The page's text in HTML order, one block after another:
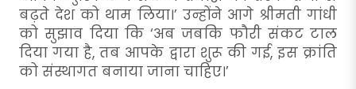
बढ़ते देश को थाम लिया।’ उन्होंने आगे श्रीमती गांधी
को सुझाव दिया कि ‘अब जबकि फौरी संकट टाल
दिया गया है, तब आपके द्वारा शुरू की गई, इस क्रांति
को संस्थागत बनाया जाना चाहिए।’